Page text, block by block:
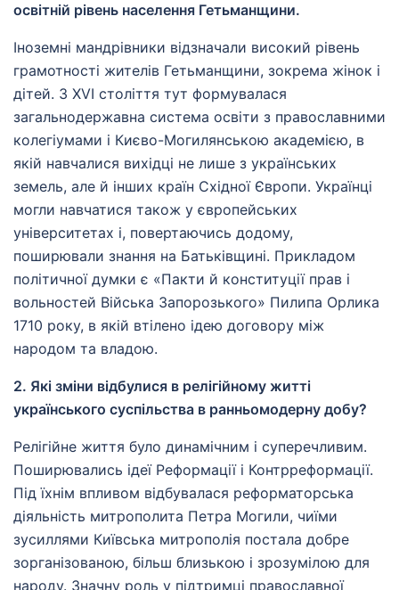
освітній рівень населення Гетьманщини.
Іноземні мандрівники відзначали високий рівень
грамотності жителів Гетьманщини, зокрема жінок і
дітей. З XVI століття тут формувалася
загальнодержавна система освіти з православними
колегіумами і Києво-Могилянською академією, в
якій навчалися вихідці не лише з українських
земель, але й інших країн Східної Європи. Українці
могли навчатися також у європейських
університетах і, повертаючись додому,
поширювали знання на Батьківщині. Прикладом
політичної думки є «Пакти й конституції прав і
вольностей Війська Запорозького» Пилипа Орлика
1710 року, в якій втілено ідею договору між
народом та владою.
2. Які зміни відбулися в релігійному житті
українського суспільства в ранньомодерну добу?
Релігійне життя було динамічним і суперечливим.
Поширювались ідеї Реформації і Контрреформації.
Під їхнім впливом відбувалася реформаторська
діяльність митрополита Петра Могили, чиїми
зусиллями Київська митрополія постала добре
зорганізованою, більш близькою і зрозумілою для
народу. Значну роль у підтримці православної